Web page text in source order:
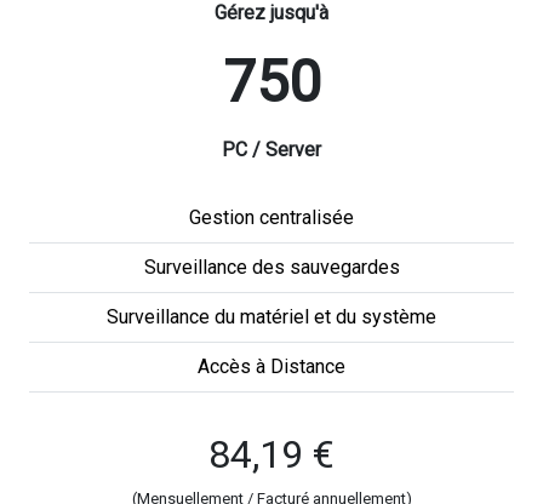
Gérez jusqu'à
750
PC / Server
Gestion centralisée
Surveillance des sauvegardes
Surveillance du matériel et du système
Accès à Distance
84,19 €
(Mensuellement / Facturé annuellement)